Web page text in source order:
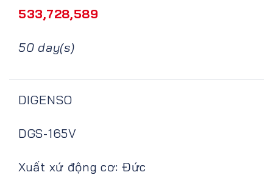
533,728,589
50 day(s)
DIGENSO
DGS-165V
Xuất xứ động cơ: Đức